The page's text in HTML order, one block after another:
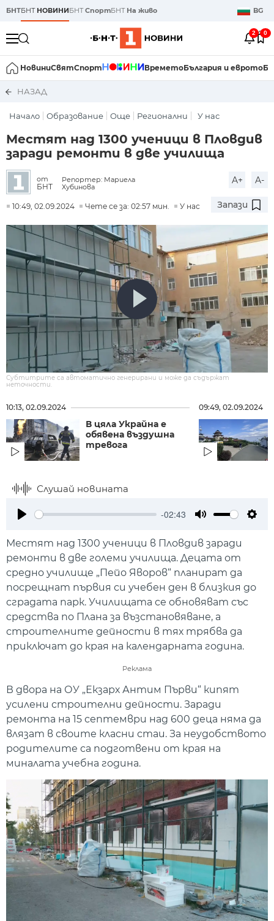
БНТБНТ НОВИНИБНТСпортБНТ На живо BG
2 0
НовиниСвятСпорт ВреметоБългария и еврото
НАЗАД
Начало Образование Още Регионални У нас
Местят над 1300 ученици в Пловдив
заради ремонти в две училища
от
БНТ
Репортер: Мариела
Хубинова
A+ A-
10:49, 02.09.2024 Чете се за: 02:57 мин. У нас Запази
Субтитрите са автоматично генерирани и може да съдържат
неточности.
10:13, 02.09.2024
В цяла Украйна е
обявена въздушна
тревога
09:49, 02.09.2024
Слушай новината
-02:43
Местят над 1300 ученици в Пловдив заради
ремонти в две големи училища. Децата от
средно училище „Пейо Яворов“ планират да
посрещнат първия си учебен ден в близкия до
сградата парк. Училищата се обновяват със
средства по Плана за възстановяване, а
строителните дейности в тях трябва да
приключат до края на календарната година.
Реклама
В двора на ОУ „Екзарх Антим Първи“ кипят
усилени строителни дейности. Заради
ремонта на 15 септември над 600 деца няма да
влязат в своите класни стаи. За неудобството
родителите са подготвени от края на
миналата учебна година.